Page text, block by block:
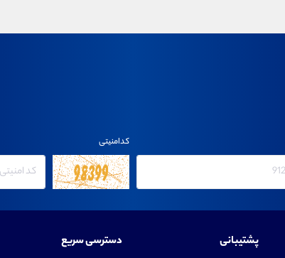
کدامنیتی
پشتیبانی دسترسی سریع